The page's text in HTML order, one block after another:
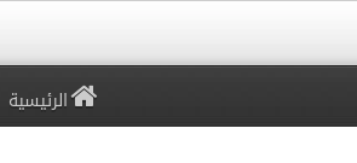
الرئيسية